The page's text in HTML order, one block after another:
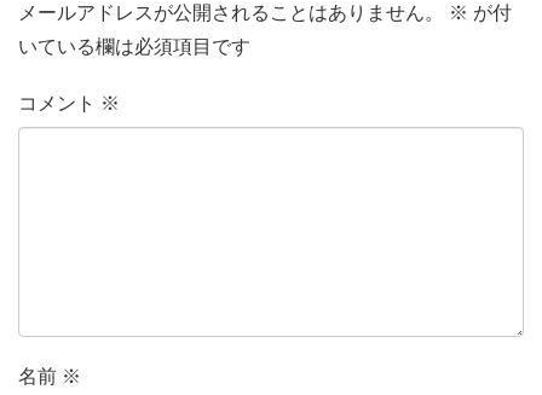
メールアドレスが公開されることはありません。 ※ が付
いている欄は必須項目です
コメント ※
名前 ※